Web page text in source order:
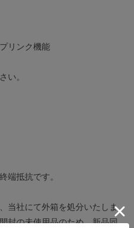
リンク機能
い。
端抵抗です。
当社にて外箱を処分いたしま
封の未使用品のため、新品同